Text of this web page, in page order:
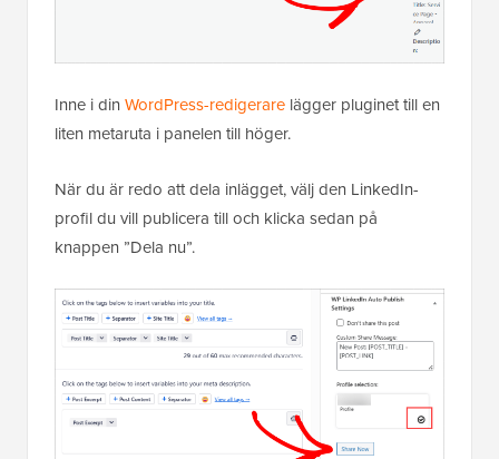
Inne i din WordPress-redigerare lägger pluginet till en
liten metaruta i panelen till höger.
När du är redo att dela inlägget, välj den LinkedIn-
profil du vill publicera till och klicka sedan på
knappen ”Dela nu”.